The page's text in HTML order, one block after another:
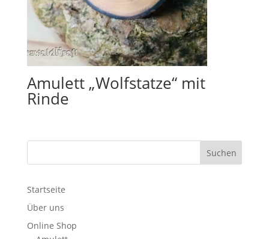
Amulett „Wolfstatze“ mit
Rinde
Startseite
Über uns
Online Shop